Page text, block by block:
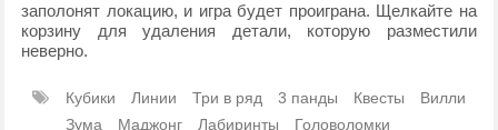
заполонят локацию, и игра будет проиграна. Щелкайте на
корзину для удаления детали, которую разместили
неверно.
Кубики Линии Три в ряд 3 панды Квесты
Вилли
Зума
Маджонг Лабиринты
Головоломки